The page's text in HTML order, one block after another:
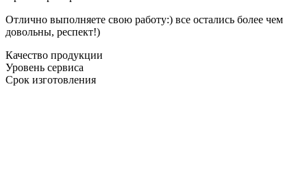
Отлично выполняете свою работу:) все остались более чем
довольны, респект!)
Качество продукции
Уровень сервиса
Срок изготовления